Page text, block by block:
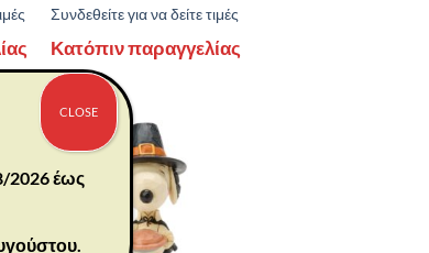
Συνδεθείτε για να δείτε τιμές
Κατόπιν παραγγελίας
2026 έως
CLOSE